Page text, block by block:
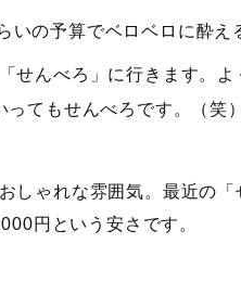
の予算でベロベロに酔え
せんべろ」に行きます。よ
てもせんべろです。（笑）
しゃれな雰囲気。最近の
円という安さです。